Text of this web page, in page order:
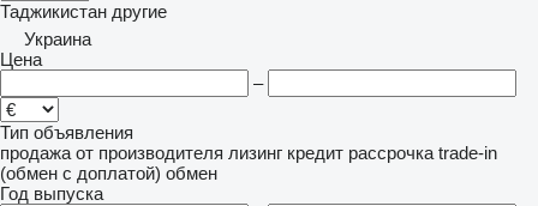
Таджикистан другие
Украина
Цена
–
Тип объявления
продажа от производителя лизинг кредит рассрочка trade-in
(обмен с доплатой) обмен
Год выпуска